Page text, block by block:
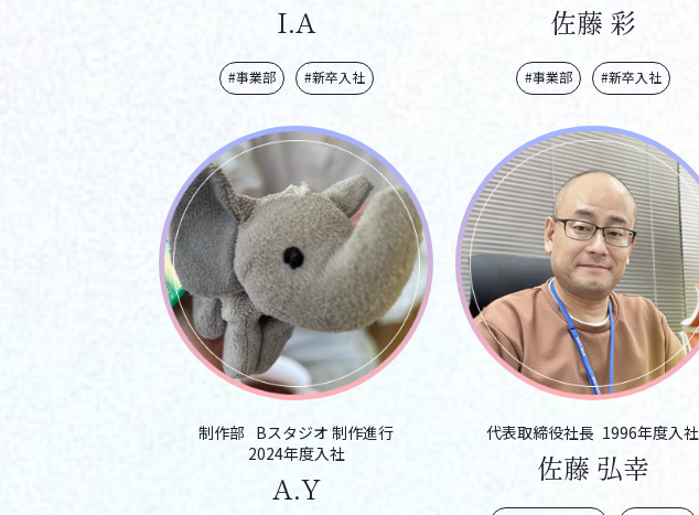
I.A
#事業部 #新卒入社
佐藤 彩
#事業部 #新卒入社
制作部 Bスタジオ 制作進行
2024年度入社
A.Y
代表取締役社長 1996年度入社
佐藤 弘幸